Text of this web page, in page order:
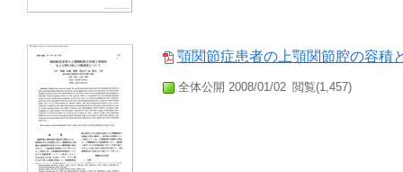
顎関節症患者の上顎関節腔の容積
全体公開 2008/01/02 閲覧(1,457)